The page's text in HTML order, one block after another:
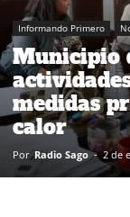
Informando Primero
Municipio
medidas
calor
Por Radio Sago - 2 de